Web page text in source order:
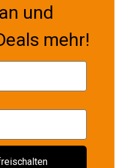
und
mehr!